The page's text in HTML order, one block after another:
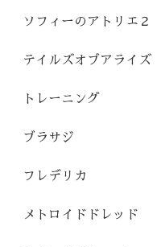
ソフィーのアトリエ２
テイルズオブアライズ
トレーニング
ブラサジ
フレデリカ
メトロイドドレッド